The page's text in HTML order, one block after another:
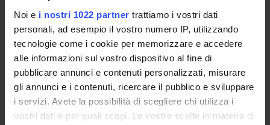
Noi e i nostri 1022 partner trattiamo i vostri dati
personali, ad esempio il vostro numero IP, utilizzando
tecnologie come i cookie per memorizzare e accedere
alle informazioni sul vostro dispositivo al fine di
pubblicare annunci e contenuti personalizzati, misurare
gli annunci e i contenuti, ricercare il pubblico e sviluppare
i servizi. Avete la possibilità di scegliere chi utilizza i
vostri dati e per quali scopi. Le vostre scelte in materia di
PHD PROGRAMMES AND POSTGRADUATE
TRAINING
Contacts
People
Places